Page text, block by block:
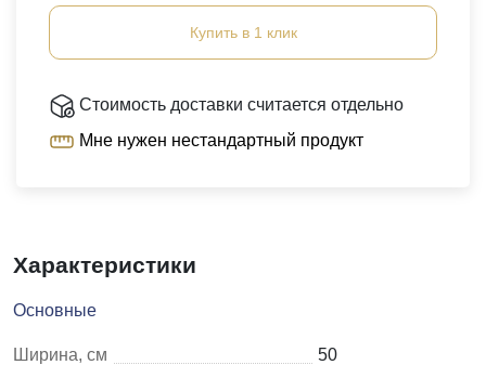
Купить в 1 клик
Стоимость доставки считается отдельно
Мне нужен нестандартный продукт
Характеристики
Основные
Ширина, см
50